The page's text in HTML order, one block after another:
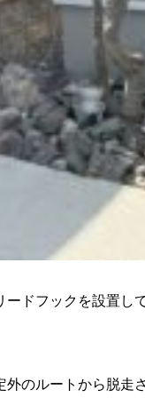
ドフックを設置
のルートから脱走